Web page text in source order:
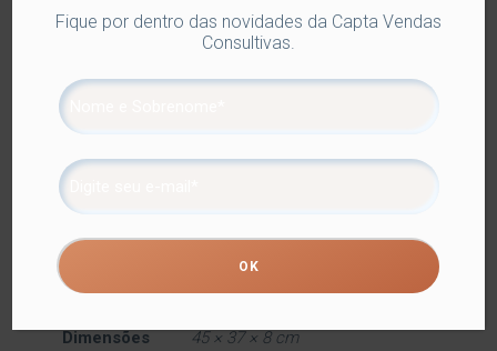
Utilidades Domésticas Tags:ITENS P/LIMPEZA,LIMPEZA E
LAVANDERIA
Compartilhe
Informação adicional
Informação adicional
Dimensões 45 × 37 × 8 cm
Fique por dentro das novidades da Capta Vendas
Consultivas.